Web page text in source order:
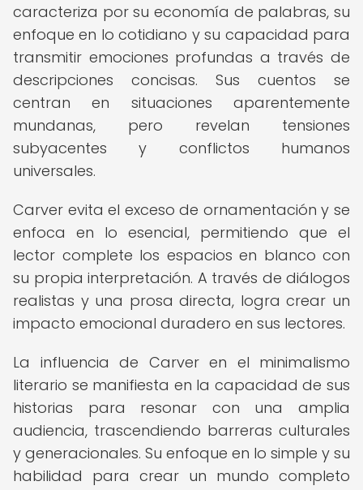
caracteriza por su economía de palabras, su
enfoque en lo cotidiano y su capacidad para
transmitir emociones profundas a través de
descripciones concisas. Sus cuentos se
centran en situaciones aparentemente
mundanas, pero revelan tensiones
subyacentes y conflictos humanos
universales.
Carver evita el exceso de ornamentación y se
enfoca en lo esencial, permitiendo que el
lector complete los espacios en blanco con
su propia interpretación. A través de diálogos
realistas y una prosa directa, logra crear un
impacto emocional duradero en sus lectores.
La influencia de Carver en el minimalismo
literario se manifiesta en la capacidad de sus
historias para resonar con una amplia
audiencia, trascendiendo barreras culturales
y generacionales. Su enfoque en lo simple y su
habilidad para crear un mundo completo